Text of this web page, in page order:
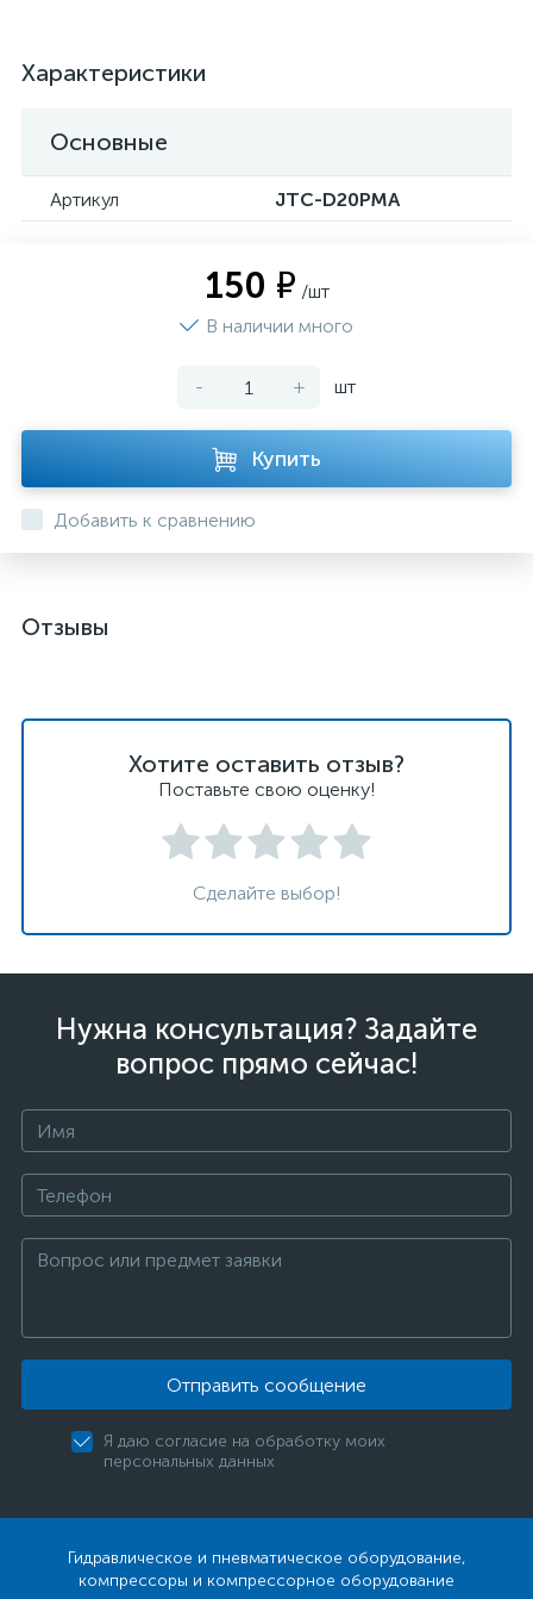
Характеристики
Основные
Артикул JTC-D20PMA
150 ₽ /шт
В наличии много
- + шт
Купить
Добавить к сравнению
Отзывы
Хотите оставить отзыв?
Поставьте свою оценку!
Сделайте выбор!
Нужна консультация? Задайте
вопрос прямо сейчас!
Отправить сообщение
Я даю согласие на обработку моих
персональных данных
Гидравлическое и пневматическое оборудование,
компрессоры и компрессорное оборудование